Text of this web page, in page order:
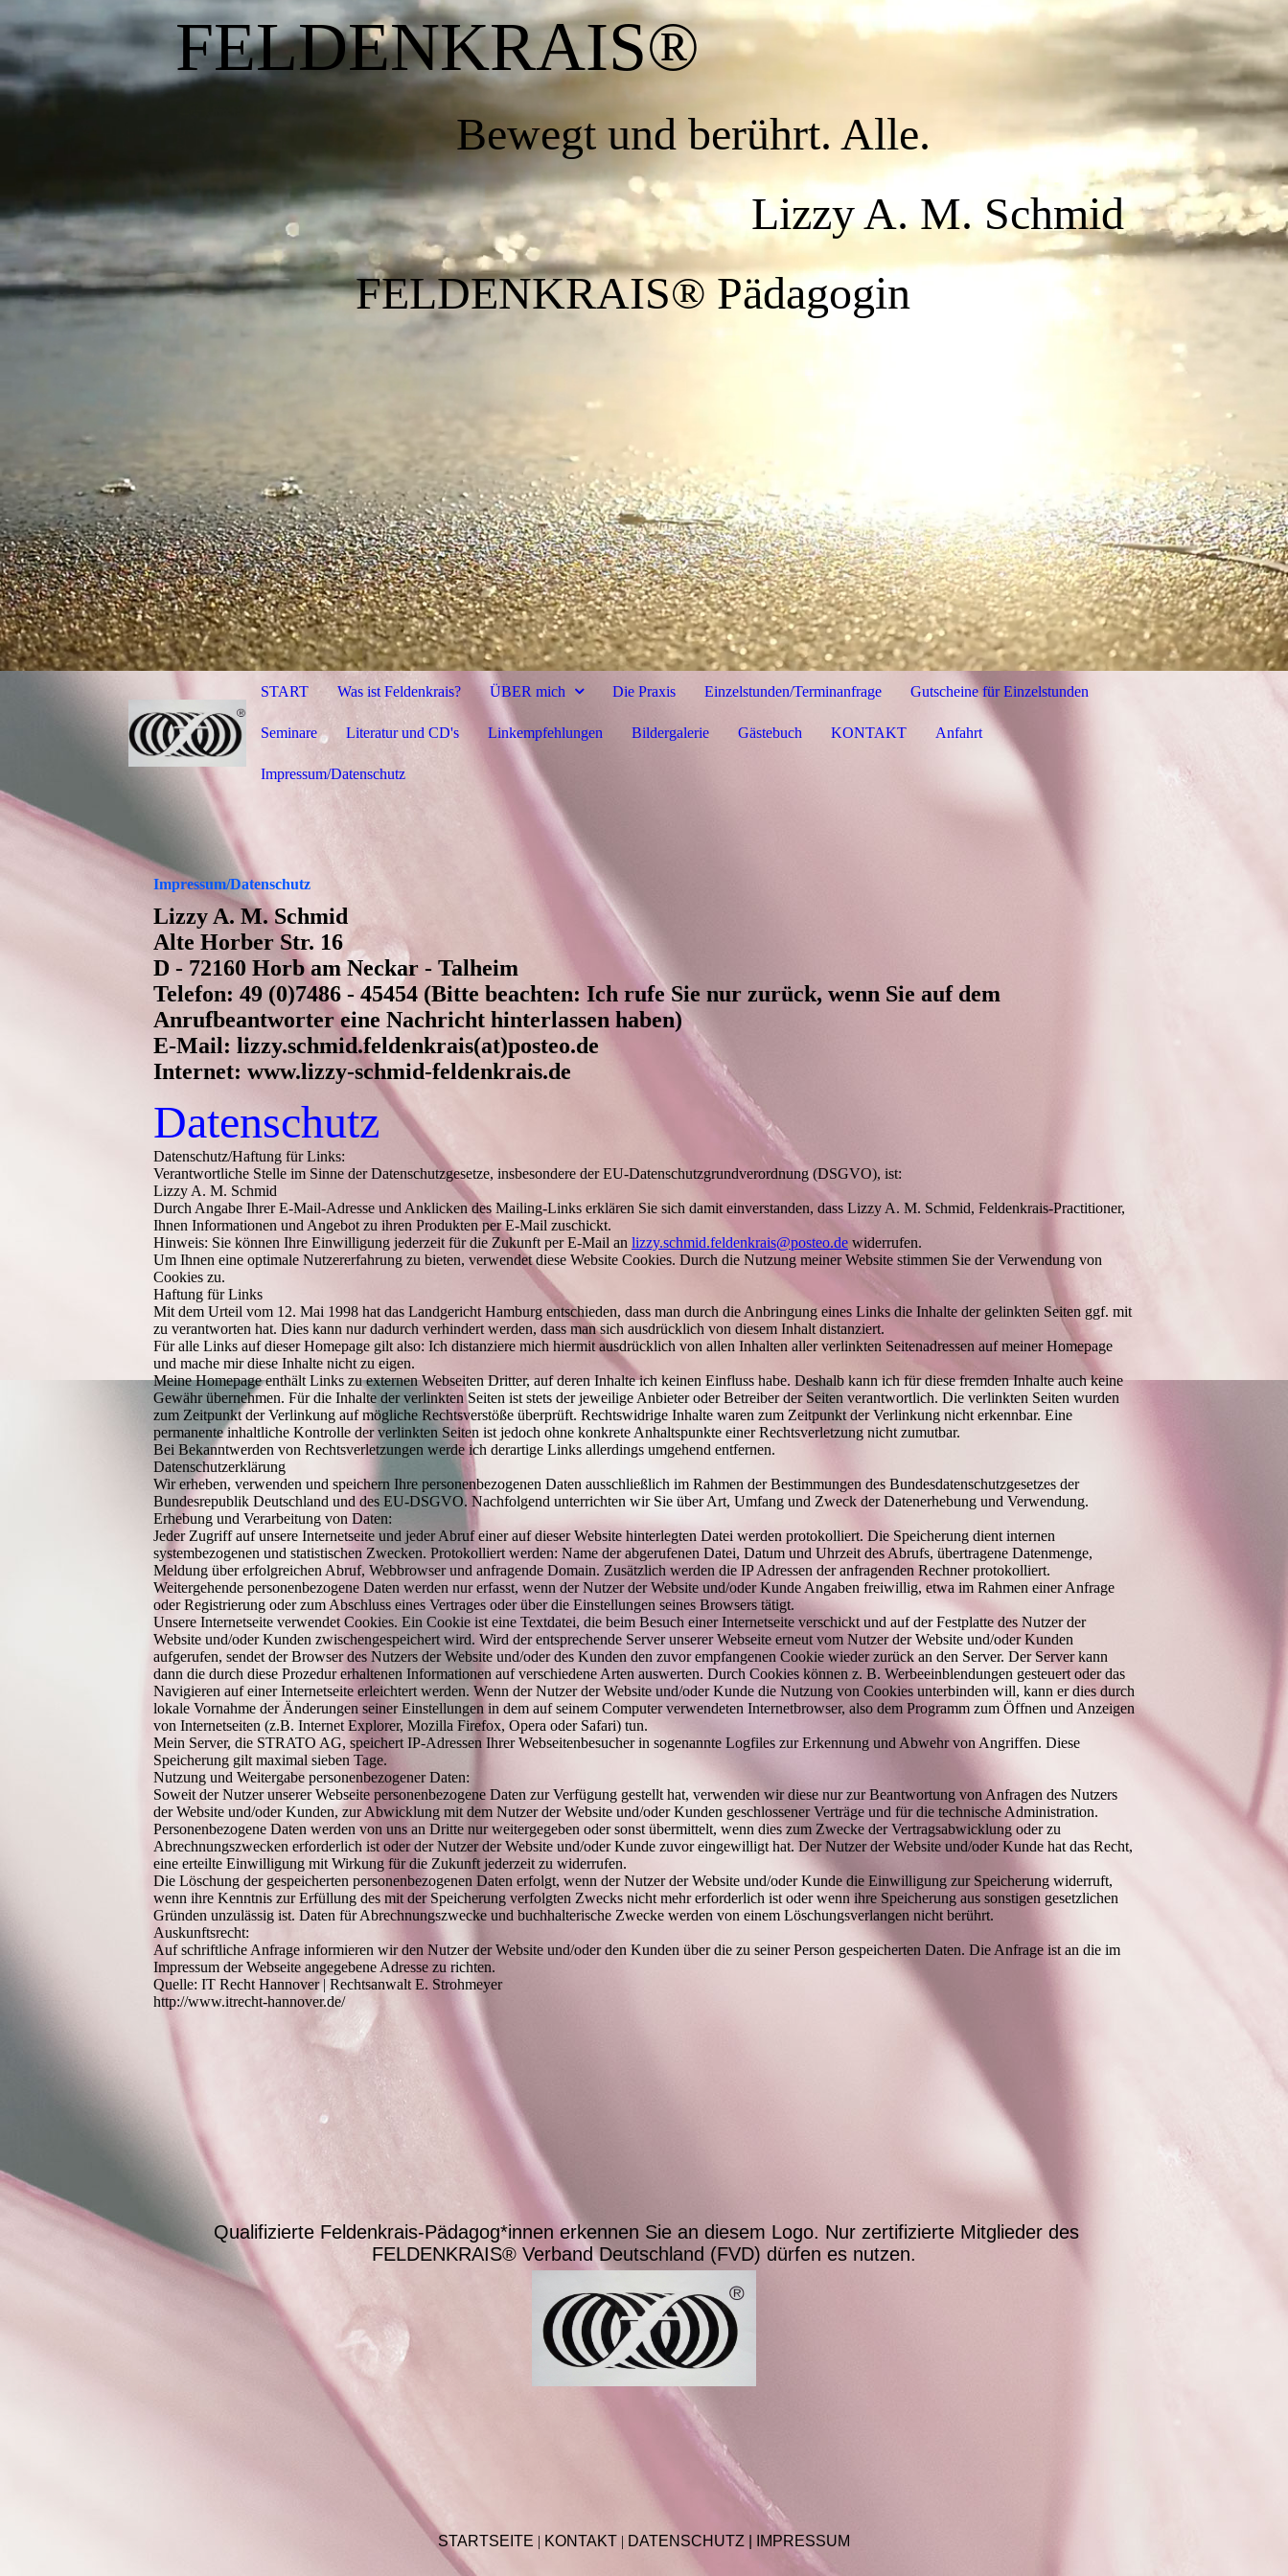
FELDENKRAIS®
Bewegt und berührt. Alle.
Lizzy A. M. Schmid
FELDENKRAIS® Pädagogin
START Was ist Feldenkrais? ÜBER mich Die Praxis Einzelstunden/Terminanfrage Gutscheine für Einzelstunden
Seminare Literatur und CD's Linkempfehlungen Bildergalerie Gästebuch KONTAKT Anfahrt
Impressum/Datenschutz
Impressum/Datenschutz
Lizzy A. M. Schmid
Alte Horber Str. 16
D - 72160 Horb am Neckar - Talheim
Telefon: 49 (0)7486 - 45454 (Bitte beachten: Ich rufe Sie nur zurück, wenn Sie auf dem
Anrufbeantworter eine Nachricht hinterlassen haben)
E-Mail: lizzy.schmid.feldenkrais(at)posteo.de
Internet: www.lizzy-schmid-feldenkrais.de
Datenschutz
Datenschutz/Haftung für Links:
Verantwortliche Stelle im Sinne der Datenschutzgesetze, insbesondere der EU-Datenschutzgrundverordnung (DSGVO), ist:
Lizzy A. M. Schmid
Durch Angabe Ihrer E-Mail-Adresse und Anklicken des Mailing-Links erklären Sie sich damit einverstanden, dass Lizzy A. M. Schmid, Feldenkrais-Practitioner,
Ihnen Informationen und Angebot zu ihren Produkten per E-Mail zuschickt.
Hinweis: Sie können Ihre Einwilligung jederzeit für die Zukunft per E-Mail an lizzy.schmid.feldenkrais@posteo.de widerrufen.
Um Ihnen eine optimale Nutzererfahrung zu bieten, verwendet diese Website Cookies. Durch die Nutzung meiner Website stimmen Sie der Verwendung von
Cookies zu.
Haftung für Links
Mit dem Urteil vom 12. Mai 1998 hat das Landgericht Hamburg entschieden, dass man durch die Anbringung eines Links die Inhalte der gelinkten Seiten ggf. mit
zu verantworten hat. Dies kann nur dadurch verhindert werden, dass man sich ausdrücklich von diesem Inhalt distanziert.
Für alle Links auf dieser Homepage gilt also: Ich distanziere mich hiermit ausdrücklich von allen Inhalten aller verlinkten Seitenadressen auf meiner Homepage
und mache mir diese Inhalte nicht zu eigen.
Meine Homepage enthält Links zu externen Webseiten Dritter, auf deren Inhalte ich keinen Einfluss habe. Deshalb kann ich für diese fremden Inhalte auch keine
Gewähr übernehmen. Für die Inhalte der verlinkten Seiten ist stets der jeweilige Anbieter oder Betreiber der Seiten verantwortlich. Die verlinkten Seiten wurden
zum Zeitpunkt der Verlinkung auf mögliche Rechtsverstöße überprüft. Rechtswidrige Inhalte waren zum Zeitpunkt der Verlinkung nicht erkennbar. Eine
permanente inhaltliche Kontrolle der verlinkten Seiten ist jedoch ohne konkrete Anhaltspunkte einer Rechtsverletzung nicht zumutbar.
Bei Bekanntwerden von Rechtsverletzungen werde ich derartige Links allerdings umgehend entfernen.
Datenschutzerklärung
Wir erheben, verwenden und speichern Ihre personenbezogenen Daten ausschließlich im Rahmen der Bestimmungen des Bundesdatenschutzgesetzes der
Bundesrepublik Deutschland und des EU-DSGVO. Nachfolgend unterrichten wir Sie über Art, Umfang und Zweck der Datenerhebung und Verwendung.
Erhebung und Verarbeitung von Daten:
Jeder Zugriff auf unsere Internetseite und jeder Abruf einer auf dieser Website hinterlegten Datei werden protokolliert. Die Speicherung dient internen
systembezogenen und statistischen Zwecken. Protokolliert werden: Name der abgerufenen Datei, Datum und Uhrzeit des Abrufs, übertragene Datenmenge,
Meldung über erfolgreichen Abruf, Webbrowser und anfragende Domain. Zusätzlich werden die IP Adressen der anfragenden Rechner protokolliert.
Weitergehende personenbezogene Daten werden nur erfasst, wenn der Nutzer der Website und/oder Kunde Angaben freiwillig, etwa im Rahmen einer Anfrage
oder Registrierung oder zum Abschluss eines Vertrages oder über die Einstellungen seines Browsers tätigt.
Unsere Internetseite verwendet Cookies. Ein Cookie ist eine Textdatei, die beim Besuch einer Internetseite verschickt und auf der Festplatte des Nutzer der
Website und/oder Kunden zwischengespeichert wird. Wird der entsprechende Server unserer Webseite erneut vom Nutzer der Website und/oder Kunden
aufgerufen, sendet der Browser des Nutzers der Website und/oder des Kunden den zuvor empfangenen Cookie wieder zurück an den Server. Der Server kann
dann die durch diese Prozedur erhaltenen Informationen auf verschiedene Arten auswerten. Durch Cookies können z. B. Werbeeinblendungen gesteuert oder das
Navigieren auf einer Internetseite erleichtert werden. Wenn der Nutzer der Website und/oder Kunde die Nutzung von Cookies unterbinden will, kann er dies durch
lokale Vornahme der Änderungen seiner Einstellungen in dem auf seinem Computer verwendeten Internetbrowser, also dem Programm zum Öffnen und Anzeigen
von Internetseiten (z.B. Internet Explorer, Mozilla Firefox, Opera oder Safari) tun.
Mein Server, die STRATO AG, speichert IP-Adressen Ihrer Webseitenbesucher in sogenannte Logfiles zur Erkennung und Abwehr von Angriffen. Diese
Speicherung gilt maximal sieben Tage.
Nutzung und Weitergabe personenbezogener Daten:
Soweit der Nutzer unserer Webseite personenbezogene Daten zur Verfügung gestellt hat, verwenden wir diese nur zur Beantwortung von Anfragen des Nutzers
der Website und/oder Kunden, zur Abwicklung mit dem Nutzer der Website und/oder Kunden geschlossener Verträge und für die technische Administration.
Personenbezogene Daten werden von uns an Dritte nur weitergegeben oder sonst übermittelt, wenn dies zum Zwecke der Vertragsabwicklung oder zu
Abrechnungszwecken erforderlich ist oder der Nutzer der Website und/oder Kunde zuvor eingewilligt hat. Der Nutzer der Website und/oder Kunde hat das Recht,
eine erteilte Einwilligung mit Wirkung für die Zukunft jederzeit zu widerrufen.
Die Löschung der gespeicherten personenbezogenen Daten erfolgt, wenn der Nutzer der Website und/oder Kunde die Einwilligung zur Speicherung widerruft,
wenn ihre Kenntnis zur Erfüllung des mit der Speicherung verfolgten Zwecks nicht mehr erforderlich ist oder wenn ihre Speicherung aus sonstigen gesetzlichen
Gründen unzulässig ist. Daten für Abrechnungszwecke und buchhalterische Zwecke werden von einem Löschungsverlangen nicht berührt.
Auskunftsrecht:
Auf schriftliche Anfrage informieren wir den Nutzer der Website und/oder den Kunden über die zu seiner Person gespeicherten Daten. Die Anfrage ist an die im
Impressum der Webseite angegebene Adresse zu richten.
Quelle: IT Recht Hannover | Rechtsanwalt E. Strohmeyer
http://www.itrecht-hannover.de/
Qualifizierte Feldenkrais-Pädagog*innen erkennen Sie an diesem Logo. Nur zertifizierte Mitglieder des
FELDENKRAIS® Verband Deutschland (FVD) dürfen es nutzen.
STARTSEITE | KONTAKT | DATEN­SCHUTZ | IMPRESSUM